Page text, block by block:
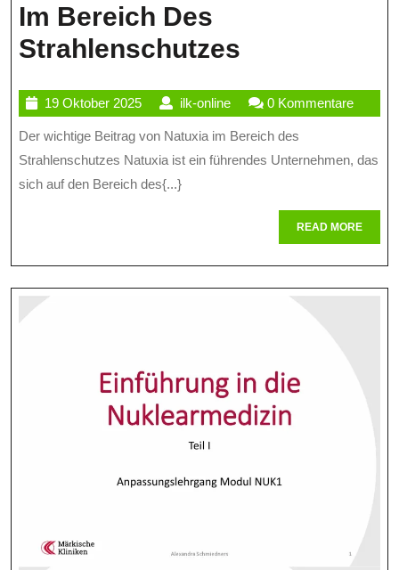
Im Bereich Des
Strahlenschutzes
Von
Natuxia
Bereich
Des
19 Oktober 202519
Oktober
2025
ilk-onlineilk-
online
0 Kommentare
Der wichtige Beitrag von Natuxia im Bereich des
Strahlenschutzes Natuxia ist ein führendes Unternehmen, das
sich auf den Bereich des{...}
READ MOREREAD
MORE